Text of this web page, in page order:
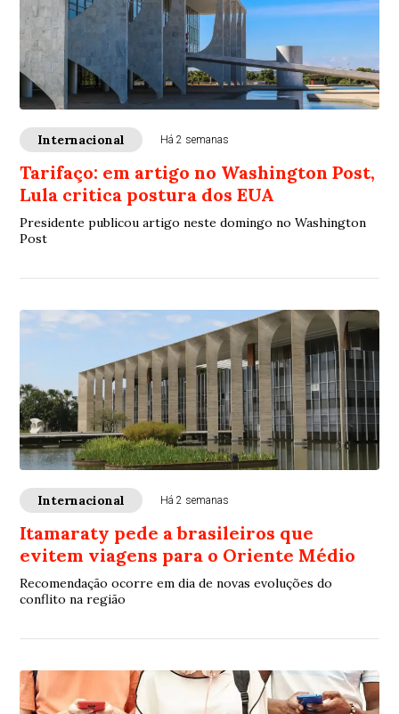
Internacional Há 2 semanas
Tarifaço: em artigo no Washington Post,
Lula critica postura dos EUA
Presidente publicou artigo neste domingo no Washington
Post
Internacional Há 2 semanas
Itamaraty pede a brasileiros que
evitem viagens para o Oriente Médio
Recomendação ocorre em dia de novas evoluções do
conflito na região